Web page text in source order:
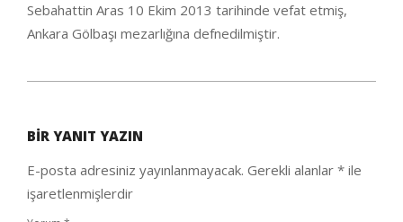
Sebahattin Aras 10 Ekim 2013 tarihinde vefat etmiş,
Ankara Gölbaşı mezarlığına defnedilmiştir.
24
BIR YANIT YAZIN
E-posta adresiniz yayınlanmayacak. Gerekli alanlar * ile
işaretlenmişlerdir